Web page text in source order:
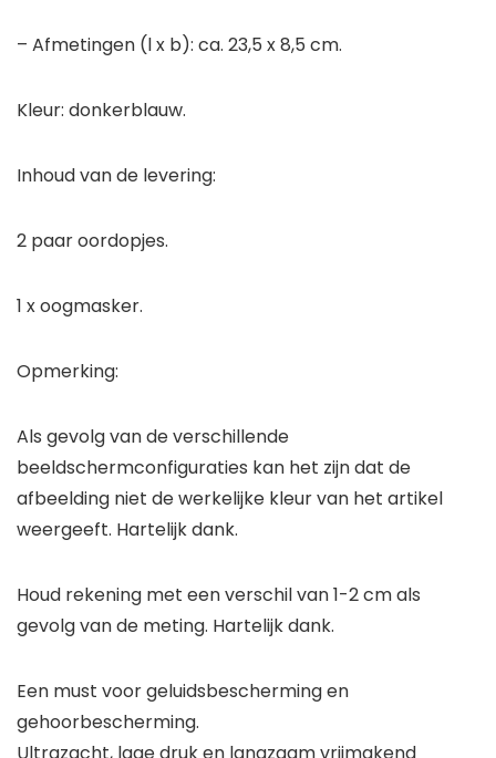
– Afmetingen (l x b): ca. 23,5 x 8,5 cm.
Kleur: donkerblauw.
Inhoud van de levering:
2 paar oordopjes.
1 x oogmasker.
Opmerking:
Als gevolg van de verschillende
beeldschermconfiguraties kan het zijn dat de
afbeelding niet de werkelijke kleur van het artikel
weergeeft. Hartelijk dank.
Houd rekening met een verschil van 1-2 cm als
gevolg van de meting. Hartelijk dank.
Een must voor geluidsbescherming en
gehoorbescherming.